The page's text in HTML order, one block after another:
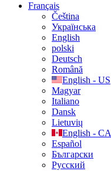
Français
Čeština
Українська
English
polski
Deutsch
Română
English - US
Magyar
Italiano
Dansk
Lietuvių
English - CA
Español
Български
Русский